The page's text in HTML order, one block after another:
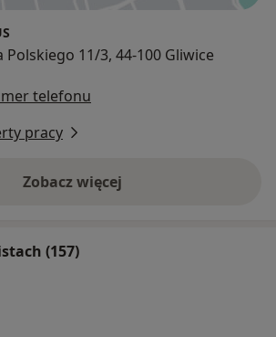
Polskiego 11/3, 44-100 Gliwice
telefonu
pracy
Zobacz więcej
(157)